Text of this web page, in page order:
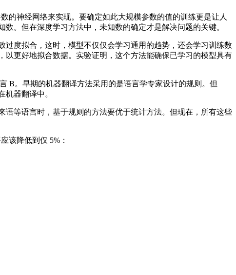
神经网络来实现。要确定如此大规模参数的值的训练更是让人
。但在深度学习方法中，未知数的确定才是解决问题的关键。
度拟合，这时，模型不仅仅会学习通用的趋势，还会学习训练数
更好地拟合数据。实验证明，这个方法能确保已学习的模型具有
。早期的机器翻译方法采用的是语言学专家设计的规则。但
器翻译中。
等语言时，基于规则的方法要优于统计方法。但现在，所有这些
该降低到仅 5%：